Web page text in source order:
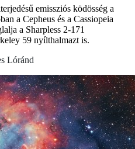
emissziós ködösség a
a Cepheus és a Cassiopeia
a Sharpless 2-171
59 nyílthalmazt is.
Lóránd